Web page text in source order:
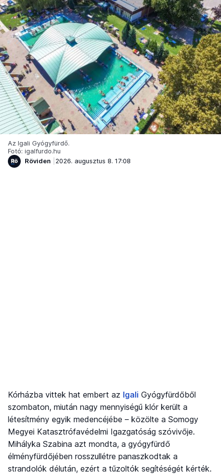
Az Igali Gyógyfürdő.
Fotó: igalfurdo.hu
Röviden
2026. augusztus 8. 17:08
Kórházba vittek hat embert az Igali Gyógyfürdőből
szombaton, miután nagy mennyiségű klór került a
létesítmény egyik medencéjébe – közölte a Somogy
Megyei Katasztrófavédelmi Igazgatóság szóvivője.
Mihályka Szabina azt mondta, a gyógyfürdő
élményfürdőjében rosszullétre panaszkodtak a
strandolók délután, ezért a tűzoltók segítéségét kérték.